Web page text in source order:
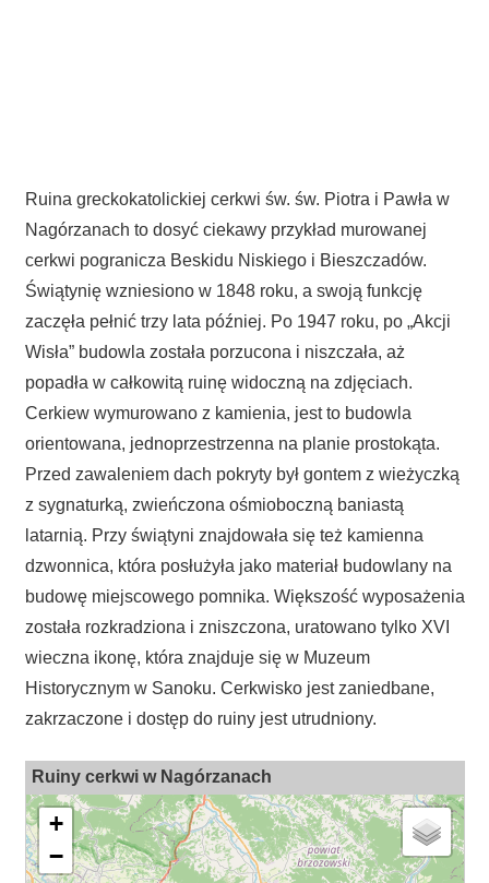
Ruina greckokatolickiej cerkwi św. św. Piotra i Pawła w
Nagórzanach to dosyć ciekawy przykład murowanej
cerkwi pogranicza Beskidu Niskiego i Bieszczadów.
Świątynię wzniesiono w 1848 roku, a swoją funkcję
zaczęła pełnić trzy lata później. Po 1947 roku, po „Akcji
Wisła” budowla została porzucona i niszczała, aż
popadła w całkowitą ruinę widoczną na zdjęciach.
Cerkiew wymurowano z kamienia, jest to budowla
orientowana, jednoprzestrzenna na planie prostokąta.
Przed zawaleniem dach pokryty był gontem z wieżyczką
z sygnaturką, zwieńczona ośmioboczną baniastą
latarnią. Przy świątyni znajdowała się też kamienna
dzwonnica, która posłużyła jako materiał budowlany na
budowę miejscowego pomnika. Większość wyposażenia
została rozkradziona i zniszczona, uratowano tylko XVI
wieczna ikonę, która znajduje się w Muzeum
Historycznym w Sanoku. Cerkwisko jest zaniedbane,
zakrzaczone i dostęp do ruiny jest utrudniony.
Ruiny cerkwi w Nagórzanach
+
−